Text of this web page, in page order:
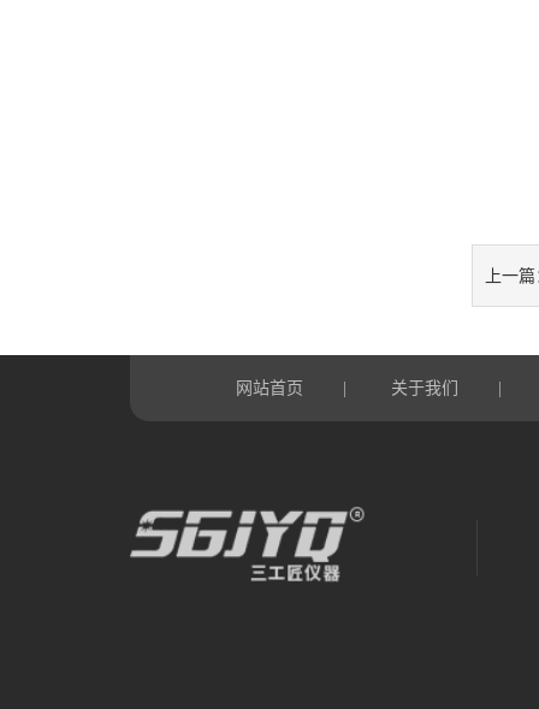
上一
网站首页 关于我们